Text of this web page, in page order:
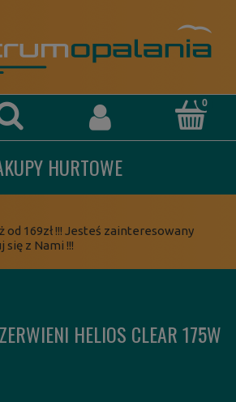
HURTOWE
od 169zł !!! Jesteś zainteresowany
się z Nami !!!
HELIOS CLEAR 175W